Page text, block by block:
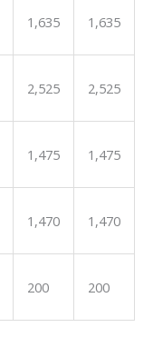
1,635 1,635
2,525 2,525
1,475 1,475
1,470 1,470
200 200